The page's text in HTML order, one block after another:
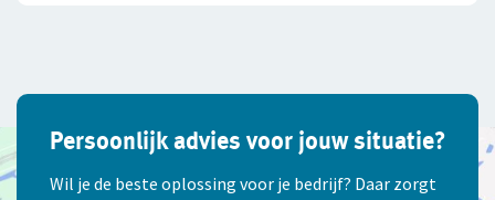
Persoonlijk advies voor jouw situatie?
Wil je de beste oplossing voor je bedrijf? Daar zorgt